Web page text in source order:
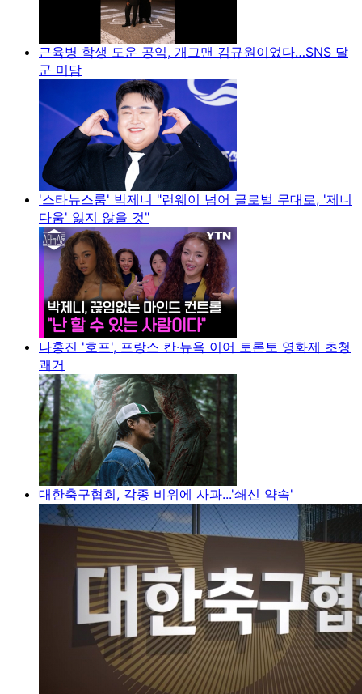
근육병 학생 도운 공익, 개그맨 김규원이었다…SNS 달
군 미담
'스타뉴스룸' 박제니 "런웨이 넘어 글로벌 무대로, '제니
다움' 잃지 않을 것"
나홍진 '호프', 프랑스 칸·뉴욕 이어 토론토 영화제 초청
쾌거
대한축구협회, 각종 비위에 사과...'쇄신 약속'